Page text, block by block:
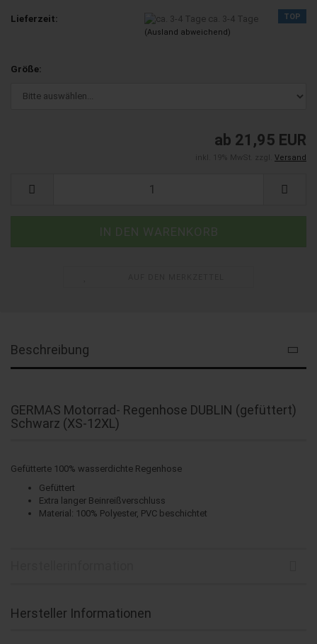
Vielen Dank für Ihr Verständnis. Wir wünschen Ihnen
eine schöne Sommerzeit und sind ab dem
Ihr JC Biker-Unlimited Team
TOP
Lieferzeit: ca. 3-4 Tage
(Ausland abweichend)
Größe:
ab 21,95 EUR
Versand
Beschreibung
GERMAS Motorrad- Regenhose DUBLIN (gefüttert)
Schwarz (XS-12XL)
Gefütterte 100% wasserdichte Regenhose
Gefüttert
Extra langer Beinreißverschluss
Material: 100% Polyester, PVC beschichtet
Hersteller Informationen